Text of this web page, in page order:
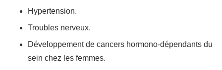
Hypertension.
Troubles nerveux.
Développement de cancers hormono-dépendants du
sein chez les femmes.